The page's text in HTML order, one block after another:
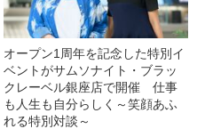
オープン1周年を記念した特別イ
ベントがサムソナイト・ブラッ
クレーベル銀座店で開催 仕事
も人生も自分らしく～笑顔あふ
れる特別対談～